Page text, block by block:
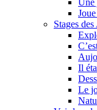
Une
Stages
Il
Le